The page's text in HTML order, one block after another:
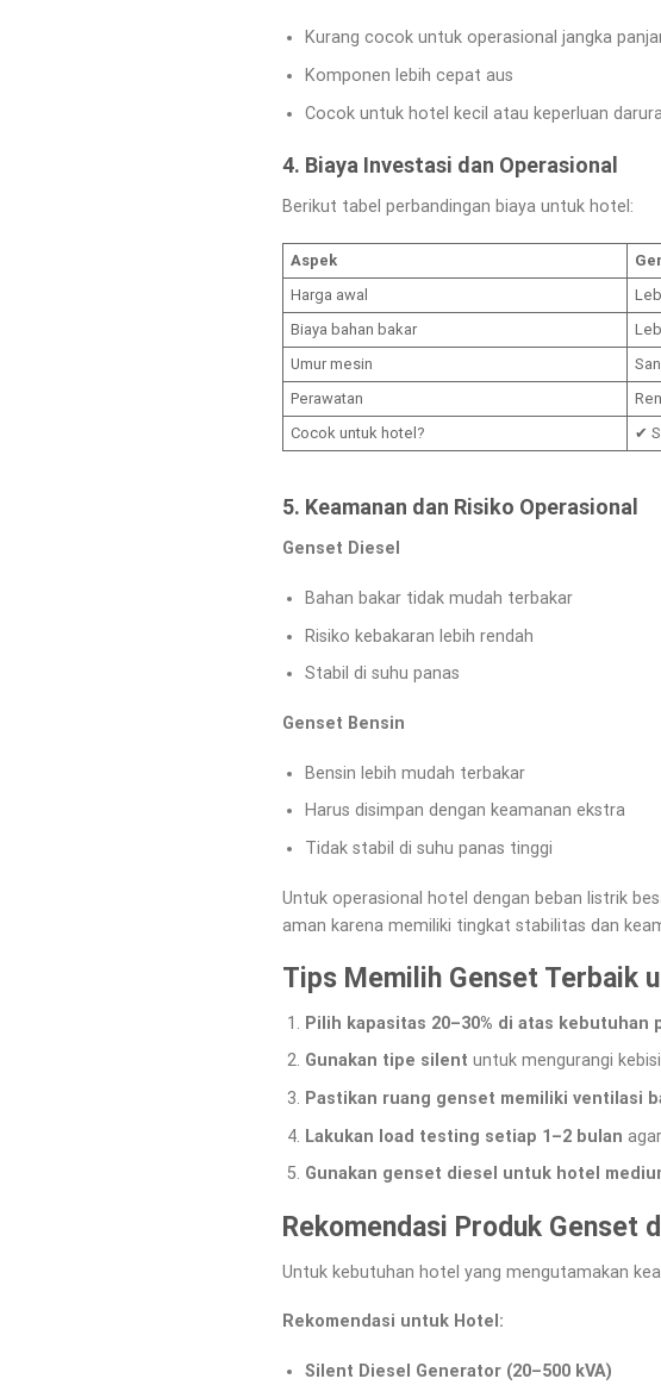
Kurang cocok untuk operasional jangka
Komponen lebih cepat aus
Cocok untuk hotel kecil atau keperluan
4. Biaya Investasi dan Operasional
Berikut tabel perbandingan biaya untuk hotel:
Aspek
Harga awal
Biaya bahan bakar
Umur mesin
Perawatan
Cocok untuk hotel?
✔
5. Keamanan dan Risiko Operasional
Genset Diesel
Bahan bakar tidak mudah terbakar
Risiko kebakaran lebih rendah
Stabil di suhu panas
Genset Bensin
Bensin lebih mudah terbakar
Harus disimpan dengan keamanan ekstra
Tidak stabil di suhu panas tinggi
Untuk operasional hotel dengan beban listrik
aman karena memiliki tingkat stabilitas dan
Tips Memilih Genset Terbaik
Pilih kapasitas 20–30% di atas kebutuhan
Gunakan tipe silent untuk mengurangi
Pastikan ruang genset memiliki ventilasi
Lakukan load testing setiap 1–2 bulan
Gunakan genset diesel untuk hotel
Rekomendasi Produk Genset
Untuk kebutuhan hotel yang mengutamakan
Rekomendasi untuk Hotel:
Silent Diesel Generator (20–500 kVA)